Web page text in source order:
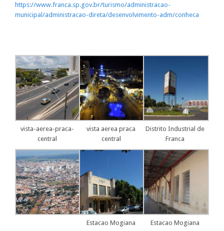
https://www.franca.sp.gov.br/turismo/administracao-
municipal/administracao-direta/desenvolvimento-adm/conheca
vista-aerea-praca-
central
vista aerea praca
central
Distrito Industrial de
Franca
Estacao Mogiana Estacao Mogiana